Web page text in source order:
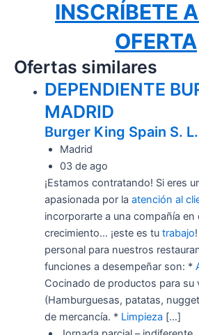
INSCRÍBETE
OFERTA
Ofertas similares
DEPENDIENTE
MADRID
Burger King Spain S.
Madrid
03 de ago
¡Estamos contratando! Si eres
apasionada por la atención al
incorporarte a una compañía en
crecimiento… ¡este es tu trabajo
personal para nuestros
funciones a desempeñar son: *
Cocinado de productos para su
(Hamburguesas, patatas,
de mercancía. * Limpieza […]